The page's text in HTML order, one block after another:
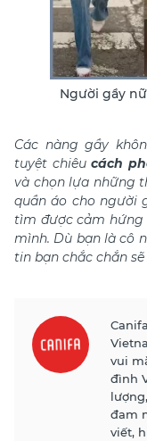
Người gầy
Các nàng gầy
tuyệt chiêu cách
và chọn lựa những
quần áo cho người
tìm được cảm hứng
mình. Dù bạn là cô
tin bạn chắc chắn
vui
đình
đam
viết,